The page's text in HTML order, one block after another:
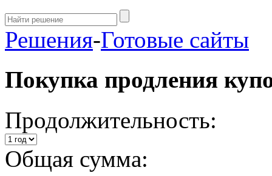
Решения-Готовые сайты
Покупка продления
Продолжительность:
Общая сумма: